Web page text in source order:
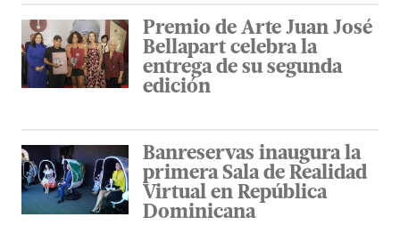
Premio de Arte Juan José
Bellapart celebra la
entrega de su segunda
edición
Banreservas inaugura la
primera Sala de Realidad
Virtual en República
Dominicana